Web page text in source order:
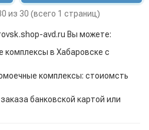
из 30 (всего 1 страниц)
avd.ru Вы можете:
комплексы в Хабаровске с
комплексы: стоиомсть
банковской картой или